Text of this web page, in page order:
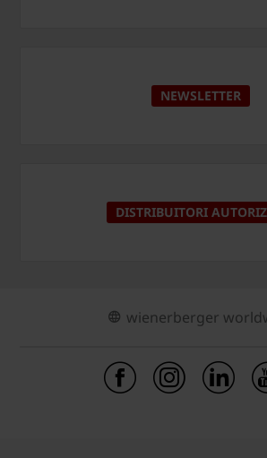
NEWSLETTER
DISTRIBUITORI
wienerberger